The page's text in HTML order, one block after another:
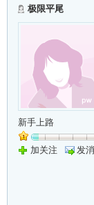
极限平尾
新手上路
加关注 发